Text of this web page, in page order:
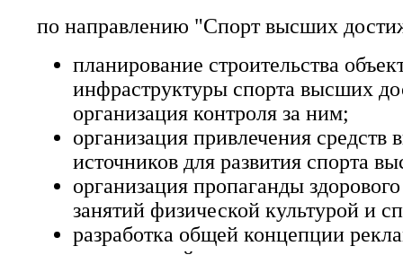
по направлению "Спорт высших
планирование строительства
инфраструктуры спорта высших
организация контроля за ним;
организация привлечения
источников для развития спорта
организация пропаганды
занятий физической культурой и
разработка общей концепции